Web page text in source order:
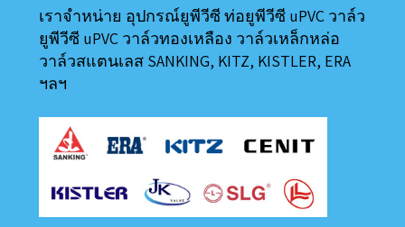
เราจำหน่าย อุปกรณ์ยูพีวีซี ท่อยูพีวีซี uPVC วาล์ว
ยูพีวีซี uPVC วาล์วทองเหลือง วาล์วเหล็กหล่อ
วาล์วสแตนเลส SANKING, KITZ, KISTLER, ERA
ฯลฯ